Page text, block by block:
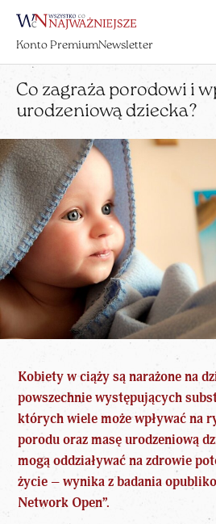
Konto PremiumNewsletter
Co zagraża porodowi i
urodzeniową dziecka?
Kobiety wciążysą narażone na
powszechnie występujących
których wiele może wpływać na
porodu oraz masę urodzeniową
mogą oddziaływać na zdrowie
życie – wynika z badania
Network Open”.